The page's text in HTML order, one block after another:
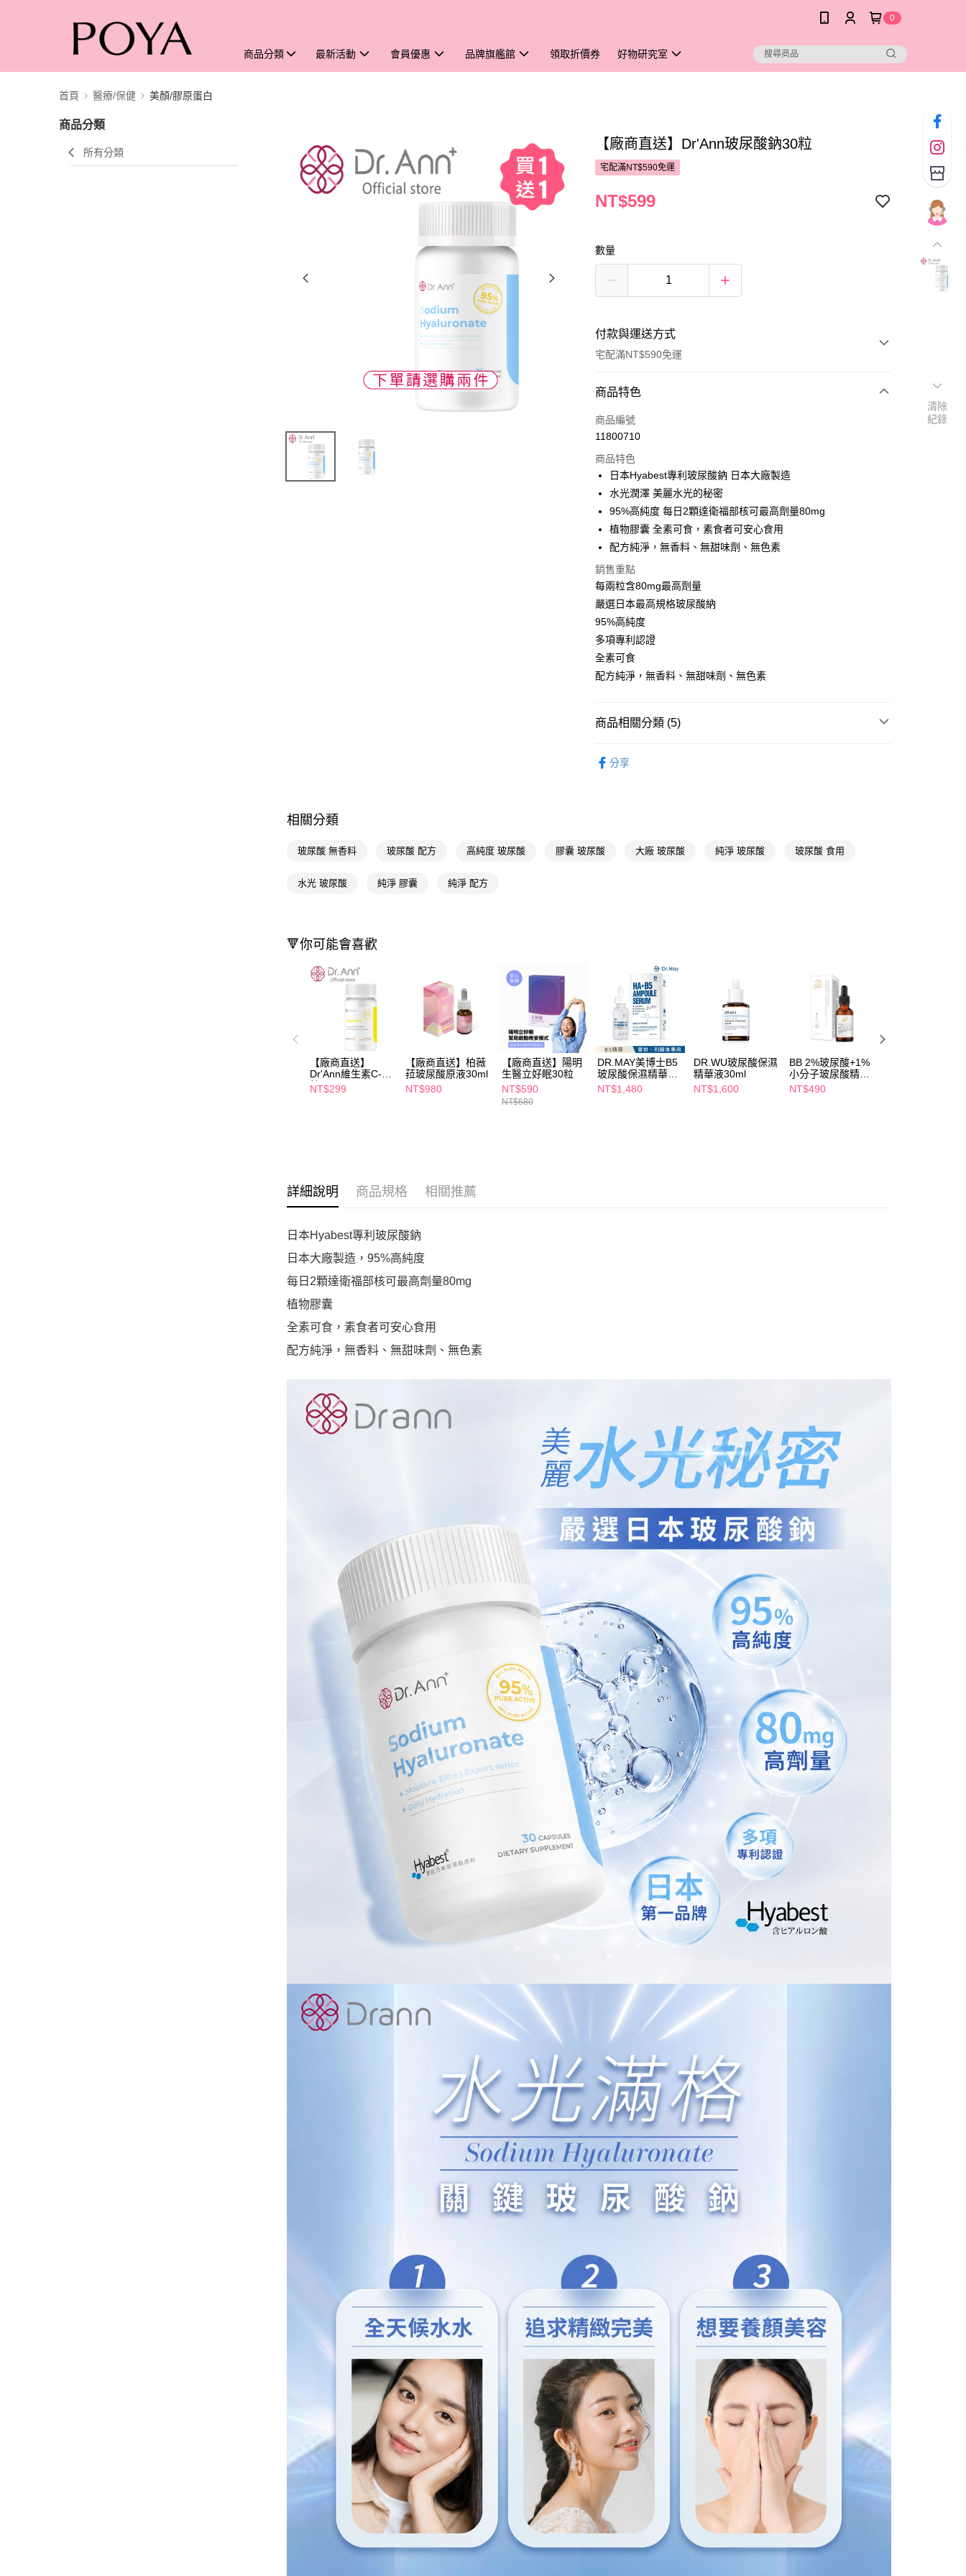
0
商品分類 最新活動 會員優惠 品牌旗艦館 領取折價券 好物研究室
首頁 醫療/保健 美顏/膠原蛋白
商品分類
所有分類
【廠商直送】Dr'Ann玻尿酸鈉30粒
宅配滿NT$590免運
NT$599
數量
付款與運送方式
宅配滿NT$590免運
付款方式
POYA支付
LINE Pay
Apple Pay
街口支付
悠遊付
Google Pay
AFTEE先享後付
相關說明
【關於「AFTEE先享後付」】
AFTEE先享後付是「在收到商品之後才付款」的支付方式。 讓您購物簡單
便利好安心！
１．簡單：不需註冊會員、不需綁卡、不需儲值。
【「AFTEE先享後付」結帳流程】
２．訂單成立數日內，您將收到繳費通知簡訊。
是否繳費成功／繳費後需取消欲退款等相關疑問，請聯繫「AFTEE先享後
３．未成年的使用者請事先徵得法定代理人或監護人之同意方可使用
「AFTEE先享後付」，若未經同意申辦者引起之損失，本公司不負相關責
任。
４．使用「AFTEE先享後付」時，將依據個別帳號之用戶狀況，依本公司
即時審查核予不同之上限額度；若仍有額度不足之情形，本公司將視審查
結果請求用戶進行身份認證。
５．嚴禁一人註冊多個帳號或使用他人資訊註冊。若發現惡意使用之情
形，恩沛科技股份有限公司將有權停止該用戶之使用額度並採取法律行
動。
運送方式
每筆NT$300
商品特色
商品編號
11800710
商品特色
日本Hyabest專利玻尿酸鈉 日本大廠製造
水光潤澤 美麗水光的秘密
95%高純度 每日2顆達衛福部核可最高劑量80mg
植物膠囊 全素可食，素食者可安心食用
配方純淨，無香料、無甜味劑、無色素
銷售重點
每兩粒含80mg最高劑量
嚴選日本最高規格玻尿酸納
95%高純度
多項專利認證
全素可食
配方純淨，無香料、無甜味劑、無色素
商品相關分類 (5)
分享
相關分類
玻尿酸 無香料 玻尿酸 配方 高純度 玻尿酸 膠囊 玻尿酸 大廠 玻尿酸 純淨 玻尿酸 玻尿酸 食用
水光 玻尿酸 純淨 膠囊 純淨 配方
🔻你可能會喜歡
【廠商直送】
Dr'Ann維生素C-30
粒
NT$299
【廠商直送】柏薇
菈玻尿酸原液30ml
NT$980
【廠商直送】陽明
生醫立好眠30粒
NT$590
NT$680
DR.MAY美博士B5
玻尿酸保濕精華
30ml
NT$1,480
DR.WU玻尿酸保濕
精華液30ml
NT$1,600
BB 2%玻尿酸+1%
小分子玻尿酸精華
30ml
NT$490
詳細說明 商品規格 相關推薦
日本Hyabest專利玻尿酸鈉
日本大廠製造，95%高純度
每日2顆達衛福部核可最高劑量80mg
植物膠囊
全素可食，素食者可安心食用
配方純淨，無香料、無甜味劑、無色素
清除
紀錄